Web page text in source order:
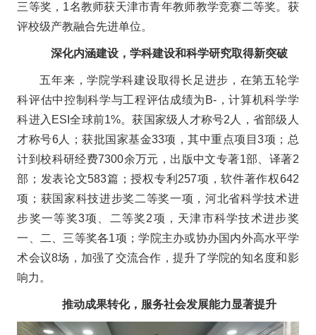
三等奖，1名教师获天津市青年教师教学竞赛二等奖。获
评校级产教融合先进单位。
深化内涵建设，学科建设和科学研究取得新突破
五年来，学院学科建设取得长足进步，在第五轮学
科评估中控制科学与工程评估成绩为B-，计算机科学学
科进入ESI全球前1%。获国家级人才称号2人，省部级人
才称号6人；获批国家基金33项，其中重点项目3项；总
计到校科研经费7300余万元，出版中文专著1部、译著2
部；发表论文583篇；授权专利257项，软件著作权642
项；获国家科技进步奖二等奖一项，河北省科学技术进
步奖一等奖3项、二等奖2项，天津市科学技术进步奖
一、二、三等奖各1项；学院主办或协办国内外高水平学
术会议8场，加强了交流合作，提升了学院的知名度和影
响力。
推动成果转化，服务社会发展能力显著提升